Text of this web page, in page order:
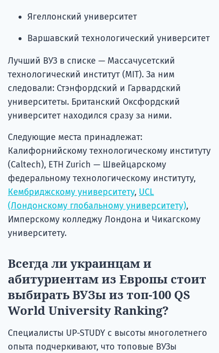
Ягеллонский университет
Варшавский технологический университет
Лучший ВУЗ в списке — Массачусетский
технологический институт (MIT). За ним
следовали: Стэнфордский и Гарвардский
университеты. Британский Оксфордский
университет находился сразу за ними.
Следующие места принадлежат:
Калифорнийскому технологическому институту
(Caltech), ETH Zurich — Швейцарскому
федеральному технологическому институту,
Кембриджскому университету, UCL
(Лондонскому глобальному университету),
Имперскому колледжу Лондона и Чикагскому
университету.
Всегда ли украинцам и
абитуриентам из Европы стоит
выбирать ВУЗы из топ-100 QS
World University Ranking?
Специалисты UP-STUDY с высоты многолетнего
опыта подчеркивают, что топовые ВУЗы